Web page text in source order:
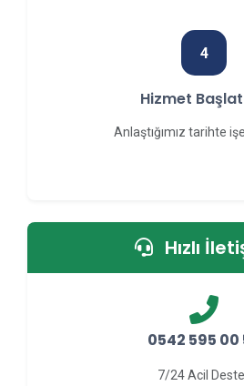
4
Hizmet
Anlaştığımız tarihte
Hızlı
0542 595 00
7/24 Acil